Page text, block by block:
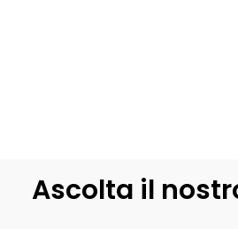
Ascolta il